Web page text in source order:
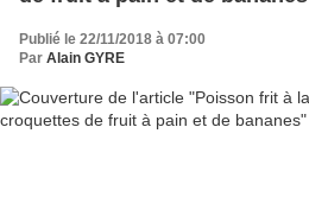
Publié le 22/11/2018 à 07:00
Par Alain GYRE